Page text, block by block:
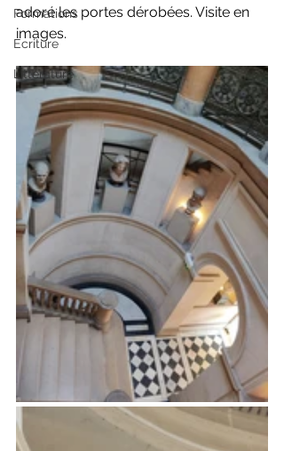
Formations
Ecriture
Littérature
adoré les portes dérobées. Visite en
images.